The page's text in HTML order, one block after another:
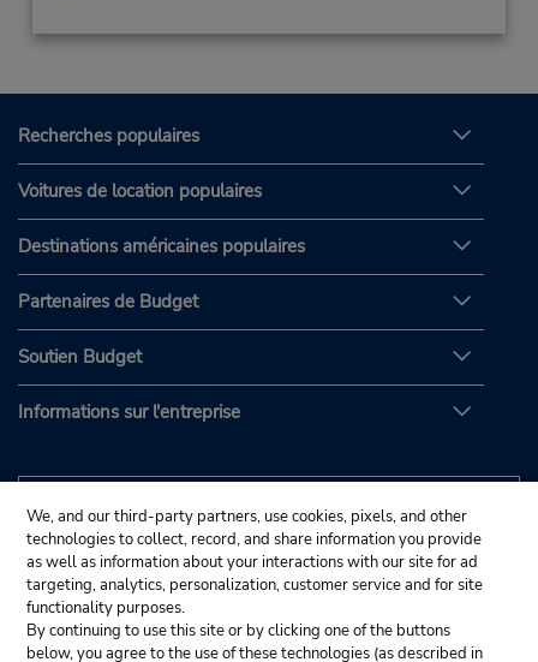
Recherches populaires
Voitures de location populaires
Destinations américaines populaires
Partenaires de Budget
Soutien Budget
Informations sur l'entreprise
We, and our third-party partners, use cookies, pixels, and other
technologies to collect, record, and share information you provide
as well as information about your interactions with our site for ad
targeting, analytics, personalization, customer service and for site
functionality purposes.
By continuing to use this site or by clicking one of the buttons
below, you agree to the use of these technologies (as described in